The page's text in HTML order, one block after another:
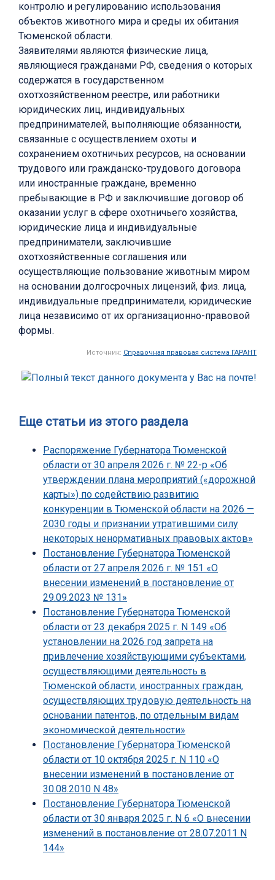
контролю и регулированию использования
объектов животного мира и среды их обитания
Тюменской области.
Заявителями являются физические лица,
являющиеся гражданами РФ, сведения о которых
содержатся в государственном
охотхозяйственном реестре, или работники
юридических лиц, индивидуальных
предпринимателей, выполняющие обязанности,
связанные с осуществлением охоты и
сохранением охотничьих ресурсов, на основании
трудового или гражданско-трудового договора
или иностранные граждане, временно
пребывающие в РФ и заключившие договор об
оказании услуг в сфере охотничьего хозяйства,
юридические лица и индивидуальные
предприниматели, заключившие
охотхозяйственные соглашения или
осуществляющие пользование животным миром
на основании долгосрочных лицензий, физ. лица,
индивидуальные предприниматели, юридические
лица независимо от их организационно-правовой
формы.
Источник: Справочная правовая система ГАРАНТ
Еще статьи из этого раздела
Распоряжение Губернатора Тюменской
области от 30 апреля 2026 г. № 22-р «Об
утверждении плана мероприятий («дорожной
карты») по содействию развитию
конкуренции в Тюменской области на 2026 —
2030 годы и признании утратившими силу
некоторых ненормативных правовых актов»
Постановление Губернатора Тюменской
области от 27 апреля 2026 г. № 151 «О
внесении изменений в постановление от
29.09.2023 № 131»
Постановление Губернатора Тюменской
области от 23 декабря 2025 г. N 149 «Об
установлении на 2026 год запрета на
привлечение хозяйствующими субъектами,
осуществляющими деятельность в
Тюменской области, иностранных граждан,
осуществляющих трудовую деятельность на
основании патентов, по отдельным видам
экономической деятельности»
Постановление Губернатора Тюменской
области от 10 октября 2025 г. N 110 «О
внесении изменений в постановление от
30.08.2010 N 48»
Постановление Губернатора Тюменской
области от 30 января 2025 г. N 6 «О внесении
изменений в постановление от 28.07.2011 N
144»